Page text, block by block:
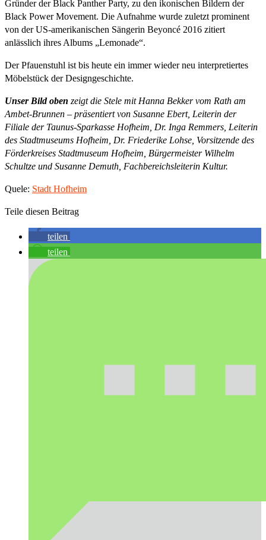
Gründer der Black Panther Party, zu den ikonischen Bildern der
Black Power Movement. Die Aufnahme wurde zuletzt prominent
von der US-amerikanischen Sängerin Beyoncé 2016 zitiert
anlässlich ihres Albums „Lemonade“.
Der Pfauenstuhl ist bis heute ein immer wieder neu interpretiertes
Möbelstück der Designgeschichte.
Unser Bild oben zeigt die Stele mit Hanna Bekker vom Rath am
Ambet-Brunnen – präsentiert von Susanne Ebert, Leiterin der
Filiale der Taunus-Sparkasse Hofheim, Dr. Inga Remmers, Leiterin
des Stadtmuseums Hofheim, Dr. Friederike Lohse, Vorsitzende des
Förderkreises Stadtmuseum Hofheim, Bürgermeister Wilhelm
Schultze und Susanne Demuth, Fachbereichsleiterin Kultur.
Quele: Stadt Hofheim
Teile diesen Beitrag
teilen
teilen